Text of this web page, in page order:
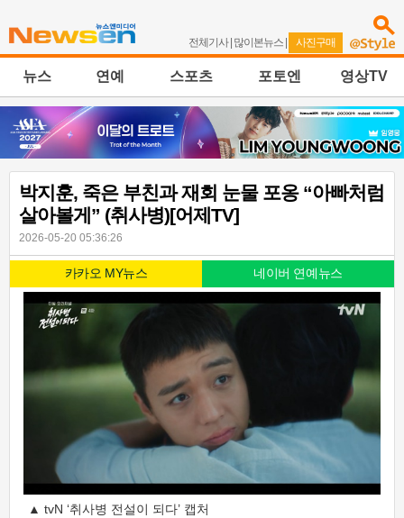
전체기사| 많이본뉴스 | 사진구매
뉴스 연예 스포츠 포토엔 영상TV
박지훈, 죽은 부친과 재회 눈물 포옹 “아빠처럼
살아볼게” (취사병)[어제TV]
2026-05-20 05:36:26
카카오 MY뉴스 네이버 연예뉴스
▲ tvN ‘취사병 전설이 되다’ 캡처